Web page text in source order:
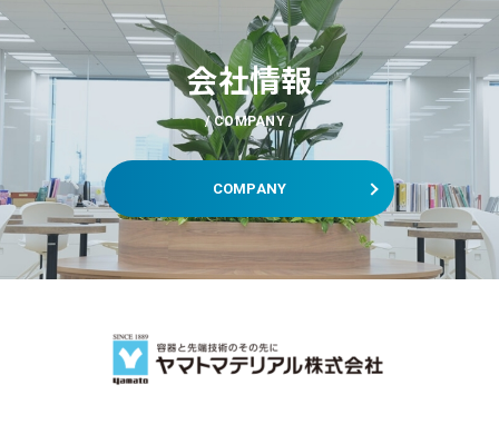
会社情報
COMPANY
COMPANY